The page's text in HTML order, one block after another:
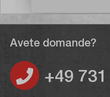
Avete domande?
+49